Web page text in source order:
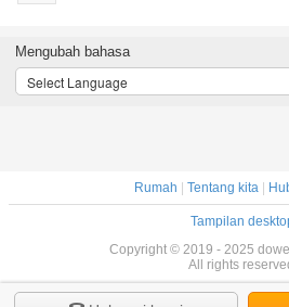
Mengubah bahasa
Select Language
Rumah Tentang kita
Tampilan
Copyright © 2019 - 2025
All rights